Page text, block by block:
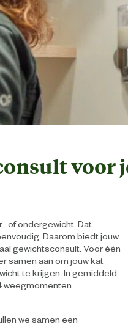
voor
of ondergewicht. Dat
Daarom biedt jouw
gewichtsconsult. Voor één
samen aan om jouw kat
te krijgen. In gemiddeld
weegmomenten.
we samen een